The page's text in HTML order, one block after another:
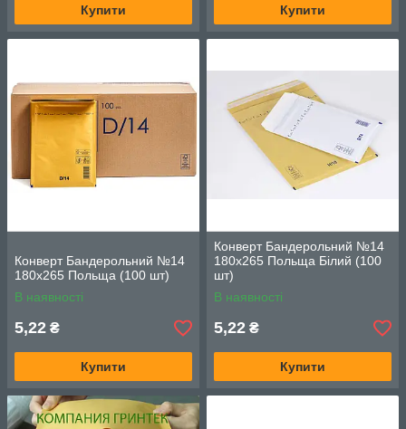
Купити Купити
Конверт Бандерольний №14
180х265 Польща (100 шт)
В наявності
5,22 ₴
Купити
Конверт Бандерольний №14
180х265 Польща Білий (100
шт)
В наявності
5,22 ₴
Купити